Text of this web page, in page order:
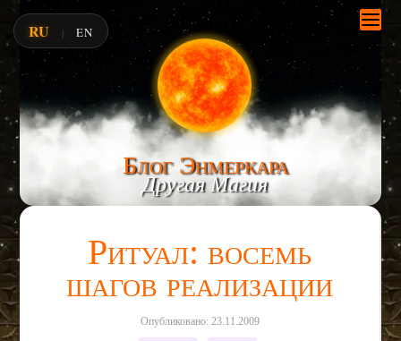
Блог Энмеркара
Другая Магия
Ритуал: восемь
шагов реализации
Опубликовано: 23.11.2009
RU | EN